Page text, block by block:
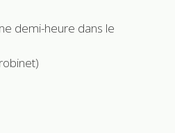
demi-heure dans le